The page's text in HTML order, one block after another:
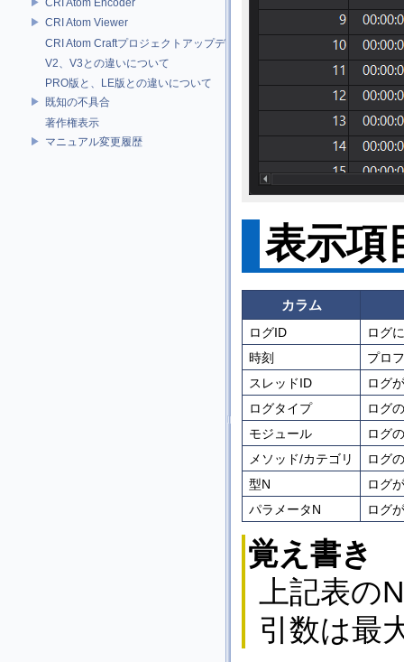
CRI Atom Viewer
CRI Atom Craftプロジェクトアップデータについて
V2、V3との違いについて
PRO版と、LE版との違いについて
既知の不具合
著作権表示
マニュアル変更履歴
表示項
カラム
ログID
ログ
時刻
プロ
スレッドID
ログ
ログタイプ
ログ
モジュール
ログ
メソッド/カテゴリ
ログ
型N
ログ
パラメータN
ログ
覚え書き
上記表
引数は最